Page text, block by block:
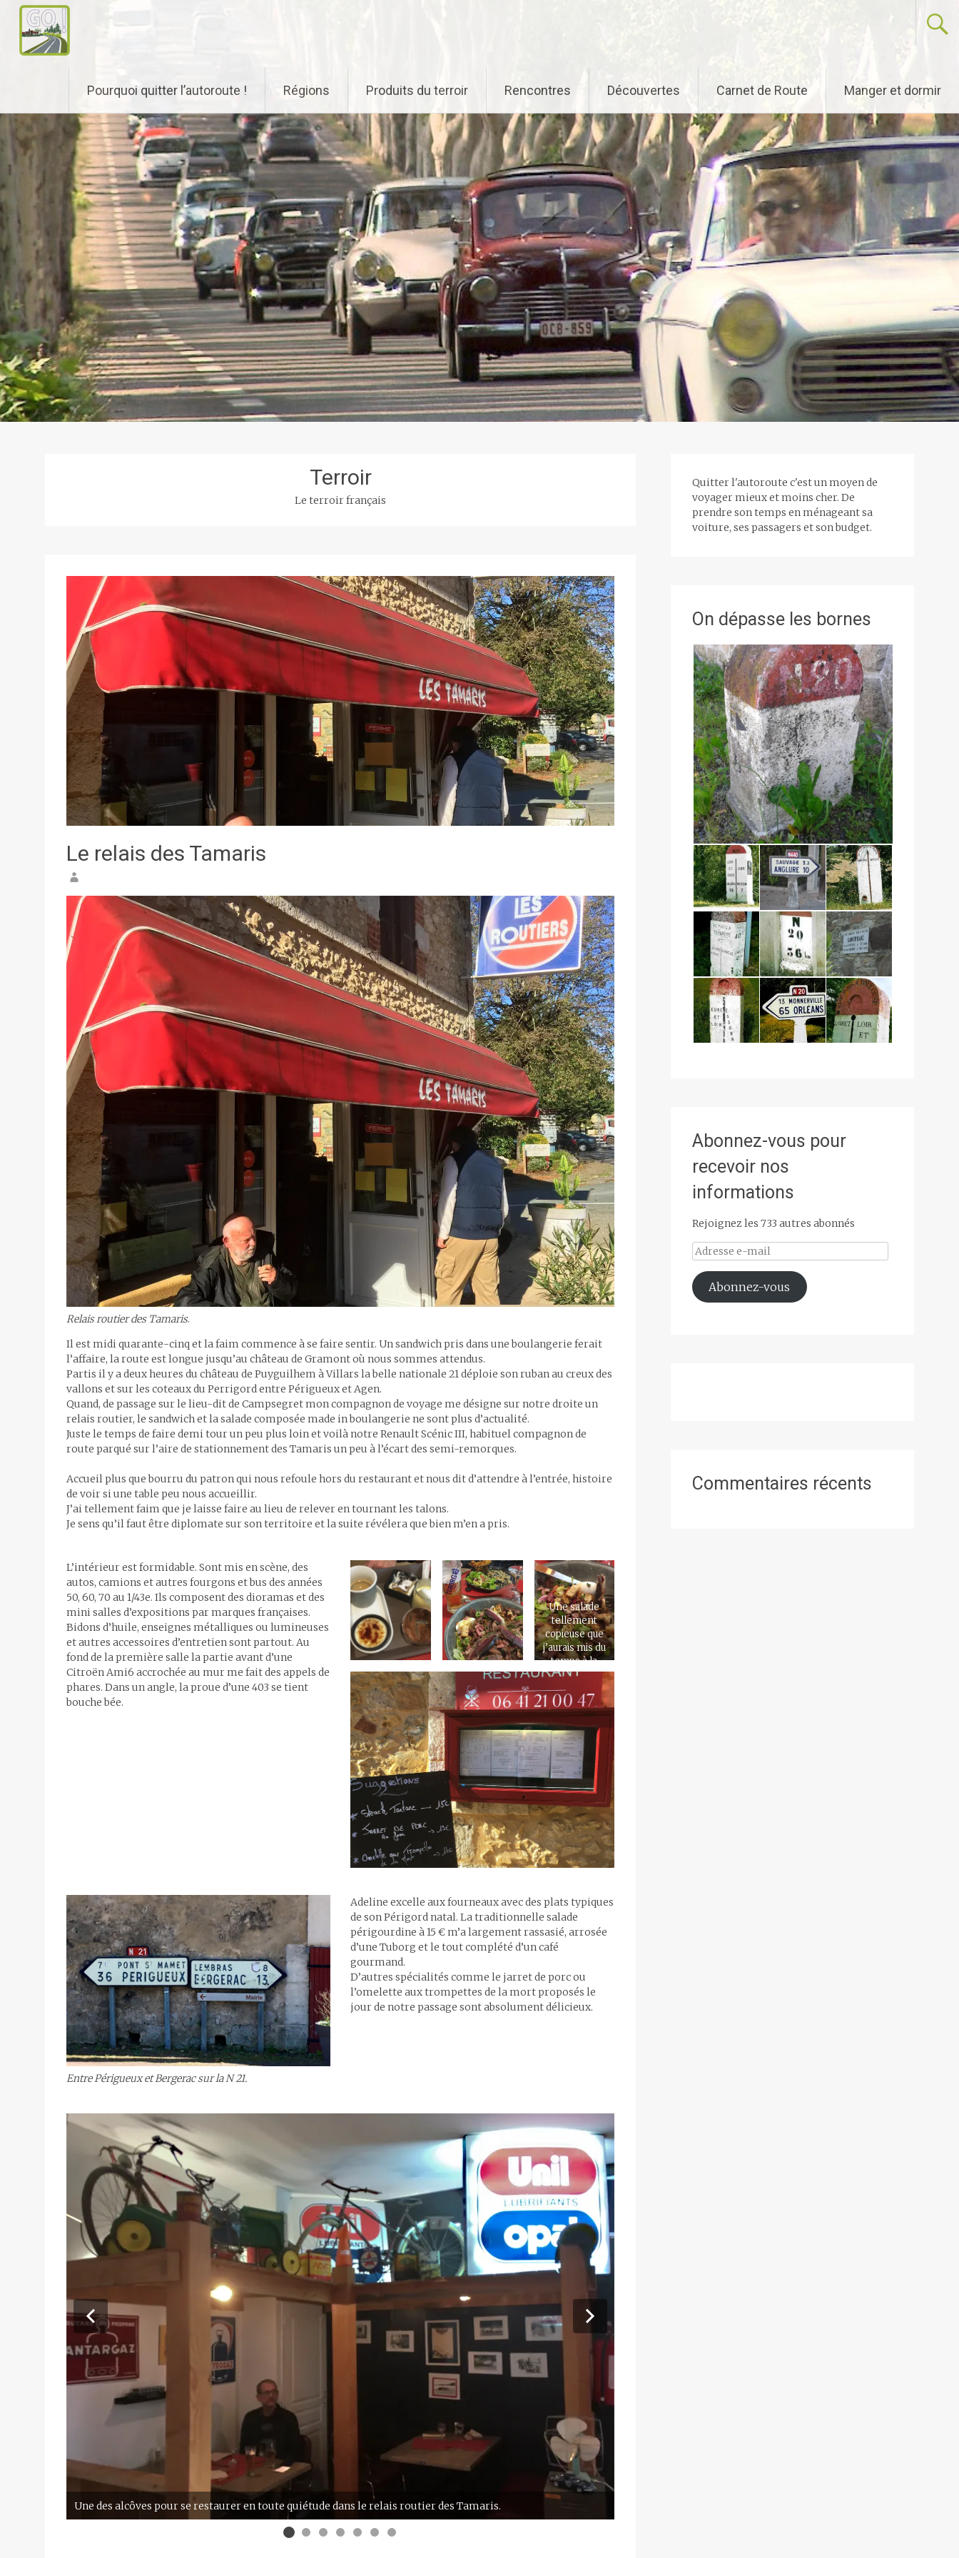
au
principal
Pourquoi quitter l’autoroute ! Régions Produits du terroir Rencontres Découvertes Carnet de Route Manger et dormir
Terroir
Le terroir français
Le relais des Tamaris
Relais routier des Tamaris.
Il est midi quarante-cinq et la faim commence à se faire sentir. Un sandwich pris dans une boulangerie ferait
l’affaire, la route est longue jusqu’au château de Gramont où nous sommes attendus.
Partis il y a deux heures du château de Puyguilhem à Villars la belle nationale 21 déploie son ruban au creux des
vallons et sur les coteaux du Perrigord entre Périgueux et Agen.
Quand, de passage sur le lieu-dit de Campsegret mon compagnon de voyage me désigne sur notre droite un
relais routier, le sandwich et la salade composée made in boulangerie ne sont plus d’actualité.
Juste le temps de faire demi tour un peu plus loin et voilà notre Renault Scénic III, habituel compagnon de
route parqué sur l’aire de stationnement des Tamaris un peu à l’écart des semi-remorques.
Accueil plus que bourru du patron qui nous refoule hors du restaurant et nous dit d’attendre à l’entrée, histoire
de voir si une table peu nous accueillir.
J’ai tellement faim que je laisse faire au lieu de relever en tournant les talons.
Je sens qu’il faut être diplomate sur son territoire et la suite révélera que bien m’en a pris.
L’intérieur est formidable. Sont mis en scène, des
autos, camions et autres fourgons et bus des années
50, 60, 70 au 1/43e. Ils composent des dioramas et des
mini salles d’expositions par marques françaises.
Bidons d’huile, enseignes métalliques ou lumineuses
et autres accessoires d’entretien sont partout. Au
fond de la première salle la partie avant d’une
Citroën Ami6 accrochée au mur me fait des appels de
phares. Dans un angle, la proue d’une 403 se tient
bouche bée.
Une salade
tellement
copieuse que
j’aurais mis du
temps à la
savourer.
Entre Périgueux et Bergerac sur la N 21.
Adeline excelle aux fourneaux avec des plats typiques
de son Périgord natal. La traditionnelle salade
périgourdine à 15 € m’a largement rassasié, arrosée
d’une Tuborg et le tout complété d’un café
gourmand.
D’autres spécialités comme le jarret de porc ou
l’omelette aux trompettes de la mort proposés le
jour de notre passage sont absolument délicieux.
Une des alcôves pour se restaurer en toute quiétude dans le relais routier des Tamaris.
Quitter l'autoroute c'est un moyen de
voyager mieux et moins cher. De
prendre son temps en ménageant sa
voiture, ses passagers et son budget.
On dépasse les bornes
Abonnez-vous pour
recevoir nos
informations
Rejoignez les 733 autres abonnés
Adresse
e-
mail
Abonnez-vous
Commentaires récents